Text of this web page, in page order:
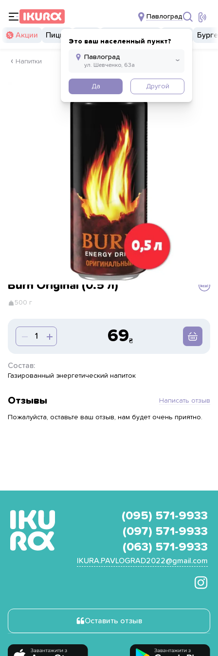
Павлоград
Это ваш населенный пункт?
Да Другой
Акции Пицца
Напитки
Burn Original (0.5 л)
500 г
69
Состав:
Газированный энергетический напиток
Отзывы Написать отзыв
Пожалуйста, оставьте ваш отзыв, нам будет очень приятно.
(095) 571-9933
(097) 571-9933
(063) 571-9933
IKURA.PAVLOGRAD2022@gmail.com
Оставить отзыв